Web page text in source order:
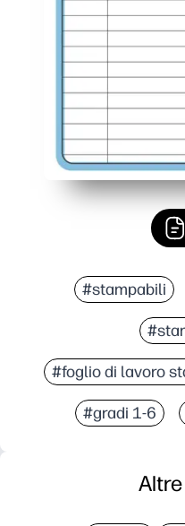
#stampabili
#foglio di lavoro
#gradi 1-6